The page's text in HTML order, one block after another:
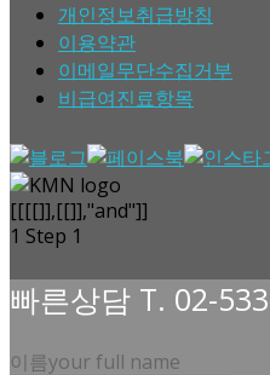
개인정보취급방침
이용약관
이메일무단수집거부
비급여진료항목
[[[[]],[[]],"and"]]
1 Step 1
빠른상담 T. 02-
이름your full name